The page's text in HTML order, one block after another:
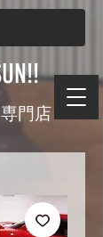
門店